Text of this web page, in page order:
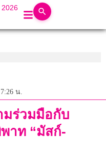
น.
มร่วมมือกับ
าท “มัสก์-